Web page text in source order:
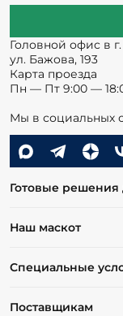
Головной офис в
ул. Бажова, 193
Карта проезда
Пн — Пт 9:00 —
Мы в социальных
Готовые решения
Наш маскот
Специальные
Поставщикам